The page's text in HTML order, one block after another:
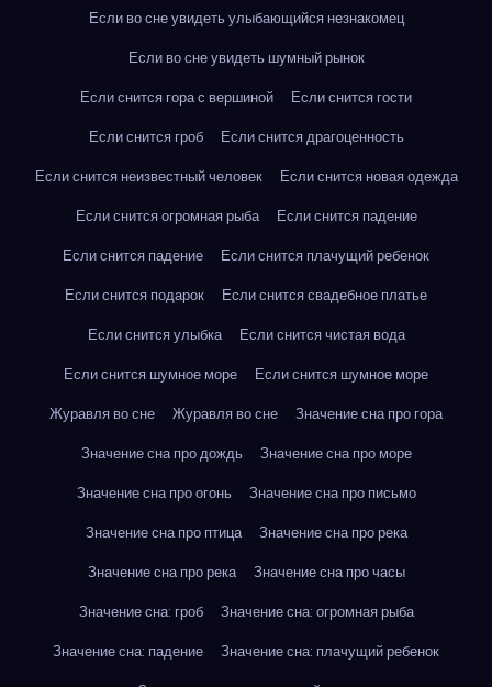
Если во сне увидеть улыбающийся незнакомец
Если во сне увидеть шумный рынок
Если снится гора с вершиной
Если снится гости
Если снится гроб
Если снится драгоценность
Если снится неизвестный человек
Если снится новая одежда
Если снится огромная рыба
Если снится падение
Если снится падение
Если снится плачущий ребенок
Если снится подарок
Если снится свадебное платье
Если снится улыбка
Если снится чистая вода
Если снится шумное море
Если снится шумное море
Журавля во сне
Журавля во сне
Значение сна про гора
Значение сна про дождь
Значение сна про море
Значение сна про огонь
Значение сна про письмо
Значение сна про птица
Значение сна про река
Значение сна про река
Значение сна про часы
Значение сна: гроб
Значение сна: огромная рыба
Значение сна: падение
Значение сна: плачущий ребенок